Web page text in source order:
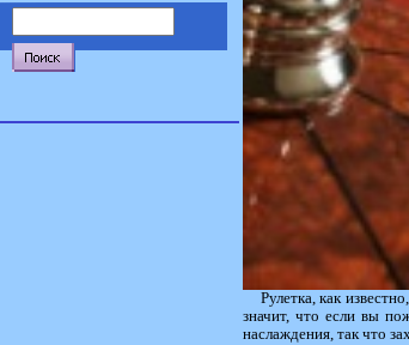
Рулетка, как
значит, что если вы
наслаждения, так что